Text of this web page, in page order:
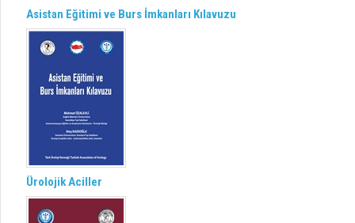
Asistan Eğitimi ve Burs İmkanları Kılavuzu
Ürolojik Aciller